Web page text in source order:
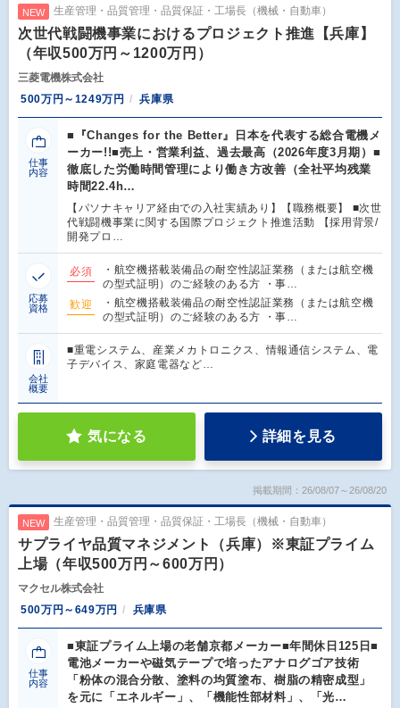
NEW 生産管理・品質管理・品質保証・工場長（機械・自動車）
次世代戦闘機事業におけるプロジェクト推進【兵庫】
（年収500万円～1200万円）
三菱電機株式会社
500万円～1249万円
兵庫県
仕事
内容
■『Changes for the Better』日本を代表する総合電機メ
ーカー!!■売上・営業利益、過去最高（2026年度3月期）■
徹底した労働時間管理により働き方改善（全社平均残業
時間22.4h…
【パソナキャリア経由での入社実績あり】【職務概要】 ■次世
代戦闘機事業に関する国際プロジェクト推進活動 【採用背景/
開発プロ…
応募
資格
必須
・航空機搭載装備品の耐空性認証業務（または航空機
の型式証明）のご経験のある方 ・事…
歓迎
・航空機搭載装備品の耐空性認証業務（または航空機
の型式証明）のご経験のある方 ・事…
会社
概要
■重電システム、産業メカトロニクス、情報通信システム、電
子デバイス、家庭電器など…
気になる 詳細を見る
掲載期間：26/08/07～26/08/20
NEW 生産管理・品質管理・品質保証・工場長（機械・自動車）
サプライヤ品質マネジメント（兵庫）※東証プライム
上場（年収500万円～600万円）
マクセル株式会社
500万円～649万円
兵庫県
仕事
内容
■東証プライム上場の老舗京都メーカー■年間休日125日■
電池メーカーや磁気テープで培ったアナログゴア技術
「粉体の混合分散、塗料の均質塗布、樹脂の精密成型」
を元に「エネルギー」、「機能性部材料」、「光…